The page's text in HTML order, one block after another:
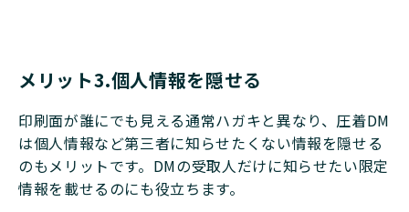
メリット3.個人情報を隠せる
印刷面が誰にでも見える通常ハガキと異なり、圧着DM
は個人情報など第三者に知らせたくない情報を隠せる
のもメリットです。DMの受取人だけに知らせたい限定
情報を載せるのにも役立ちます。